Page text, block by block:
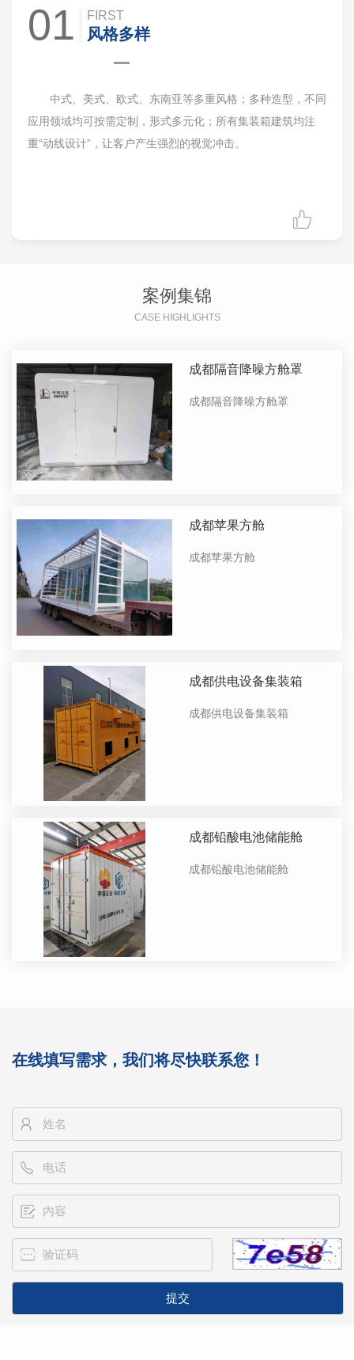
01 FIRST
风格多样
中式、美式、欧式、东南亚等多重风格；多种造型，不同
应用领域均可按需定制，形式多元化；所有集装箱建筑均注
重“动线设计”，让客户产生强烈的视觉冲击。
案例集锦
CASE HIGHLIGHTS
成都隔音降噪方舱罩
成都隔音降噪方舱罩
成都苹果方舱
成都苹果方舱
成都供电设备集装箱
成都供电设备集装箱
成都铅酸电池储能舱
成都铅酸电池储能舱
在线填写需求，我们将尽快联系您！